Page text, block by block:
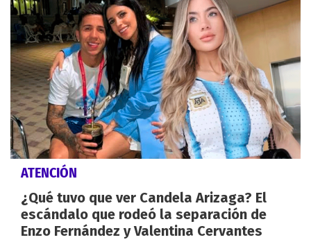
ATENCIÓN
¿Qué tuvo que ver Candela Arizaga? El
escándalo que rodeó la separación de
Enzo Fernández y Valentina Cervantes